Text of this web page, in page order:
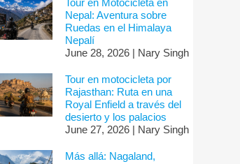
Tour en Motocicleta en
Nepal: Aventura sobre
Ruedas en el Himalaya
Nepalí
June 28, 2026 | Nary Singh
Tour en motocicleta por
Rajasthan: Ruta en una
Royal Enfield a través del
desierto y los palacios
June 27, 2026 | Nary Singh
Más allá: Nagaland,